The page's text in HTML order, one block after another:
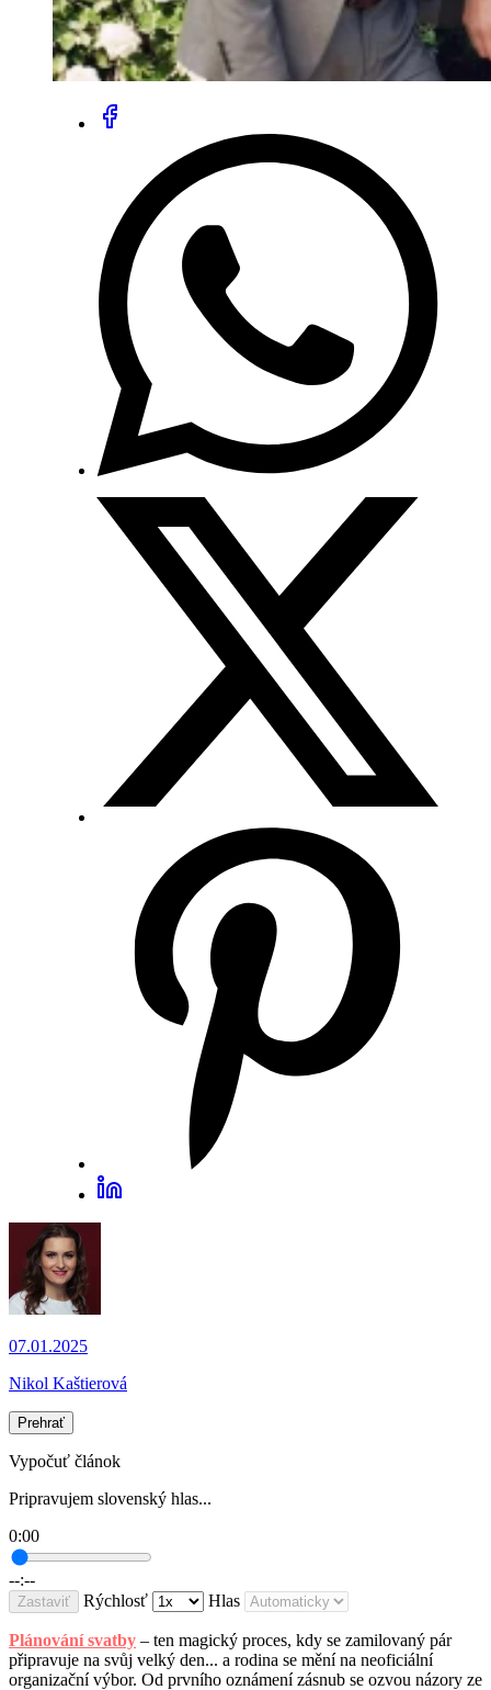
07.01.2025
Nikol Kaštierová
Prehrať
Vypočuť článok
Pripravujem slovenský hlas...
0:00
--:--
Zastaviť Rýchlosť Hlas
Plánování svatby – ten magický proces, kdy se zamilovaný pár
připravuje na svůj velký den... a rodina se mění na neoficiální
organizační výbor. Od prvního oznámení zásnub se ozvou názory ze